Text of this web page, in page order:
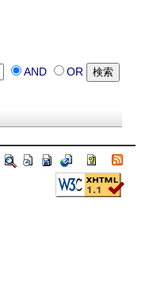
AND OR